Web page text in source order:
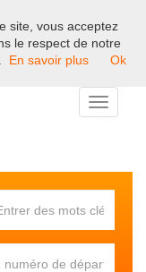
marketing et de la
Toggle
site, vous acceptez
le respect de notre
En savoir plus Ok